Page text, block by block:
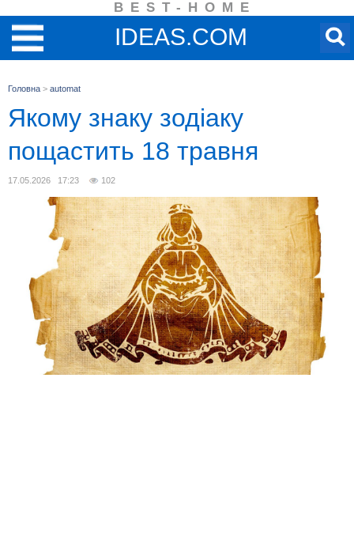
BEST-HOME
IDEAS.COM
Головна > automat
Якому знаку зодіаку
пощастить 18 травня
17.05.2026 17:23 102